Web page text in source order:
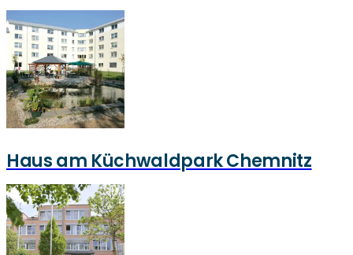
Haus am Küchwaldpark Chemnitz